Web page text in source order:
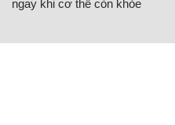
ngay khi cơ thể còn khỏe